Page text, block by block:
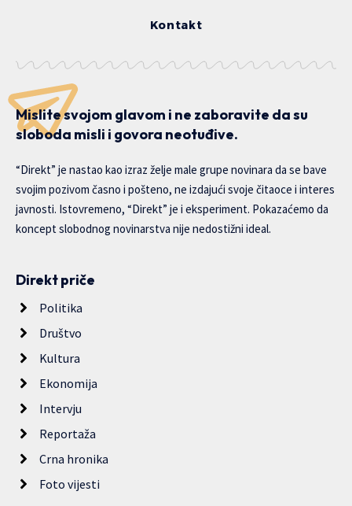
Kontakt
Mislite svojom glavom i ne zaboravite da su
sloboda misli i govora neotuđive.
“Direkt” je nastao kao izraz želje male grupe novinara da se bave
svojim pozivom časno i pošteno, ne izdajući svoje čitaoce i interes
javnosti. Istovremeno, “Direkt” je i eksperiment. Pokazaćemo da
koncept slobodnog novinarstva nije nedostižni ideal.
Direkt priče
Politika
Društvo
Kultura
Ekonomija
Intervju
Reportaža
Crna hronika
Foto vijesti